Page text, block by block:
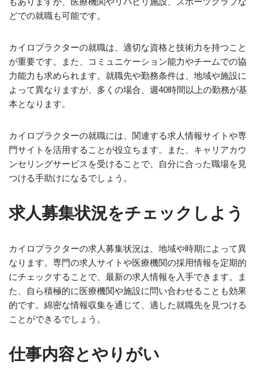
どでの就職も可能です。
カイロプラクターの就職は、適切な資格と技術力を持つこと
が重要です。また、コミュニケーション能力やチームでの協
力能力も求められます。就職先や勤務条件は、地域や施設に
よって異なりますが、多くの場合、週40時間以上の勤務が基
本となります。
カイロプラクターの就職には、関連する求人情報サイトや専
門サイトを活用することが役立ちます。また、キャリアカウ
ンセリングサービスを受けることで、自分に合った職場を見
つける手助けになるでしょう。
求人募集状況をチェックしよう
カイロプラクターの求人募集状況は、地域や時期によって異
なります。専門の求人サイトや医療機関の採用情報を定期的
にチェックすることで、最新の求人情報を入手できます。ま
た、自ら積極的に医療機関や施設に問い合わせることも効果
的です。綿密な情報収集を通じて、適した就職先を見つける
ことができるでしょう。
仕事内容とやりがい